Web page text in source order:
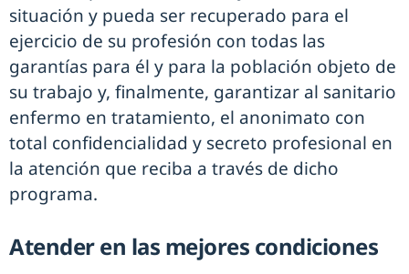
situación y pueda ser recuperado para el
ejercicio de su profesión con todas las
garantías para él y para la población objeto de
su trabajo y, finalmente, garantizar al sanitario
enfermo en tratamiento, el anonimato con
total confidencialidad y secreto profesional en
la atención que reciba a través de dicho
programa.
Atender en las mejores condiciones